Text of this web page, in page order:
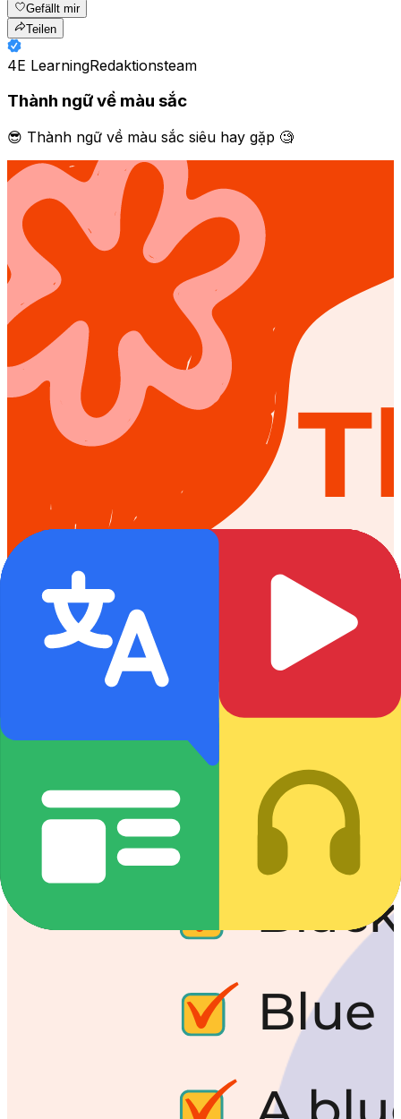
Gefällt mir
Teilen
4E LearningRedaktionsteam
Thành ngữ về màu sắc
😎 Thành ngữ về màu sắc siêu hay gặp 🧐